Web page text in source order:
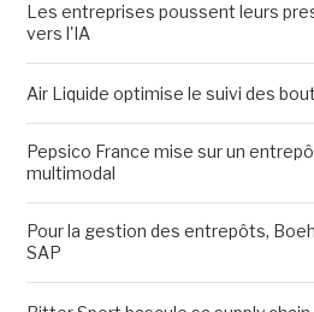
Les entreprises poussent leurs
vers l'IA
Air Liquide optimise le suivi des
Pepsico France mise sur un
multimodal
Pour la gestion des entrepôts,
SAP